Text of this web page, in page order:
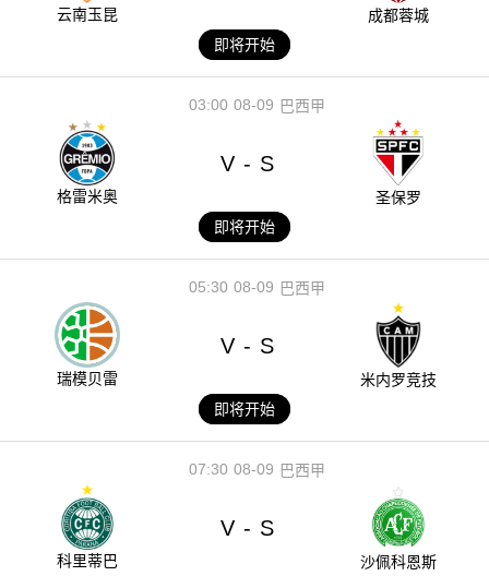
云南玉昆
成都蓉城
即将开始
08-09
03:00 巴西甲
格雷米奥
V - S
圣保罗
即将开始
08-09
05:30 巴西甲
瑞模贝雷
V - S
米内罗竞技
即将开始
08-09
07:30 巴西甲
科里蒂巴
V - S
沙佩科恩斯